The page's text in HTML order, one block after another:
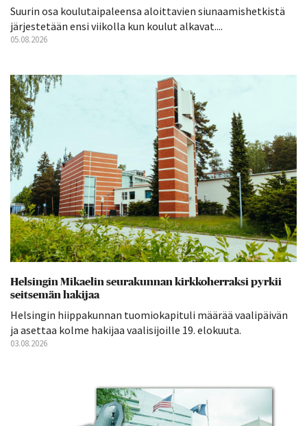
Suurin osa koulutaipaleensa aloittavien siunaamishetkistä
järjestetään ensi viikolla kun koulut alkavat....
05.08.2026
Helsingin Mikaelin seurakunnan kirkkoherraksi pyrkii
seitsemän hakijaa
Helsingin hiippakunnan tuomiokapituli määrää vaalipäivän
ja asettaa kolme hakijaa vaalisijoille 19. elokuuta.
03.08.2026